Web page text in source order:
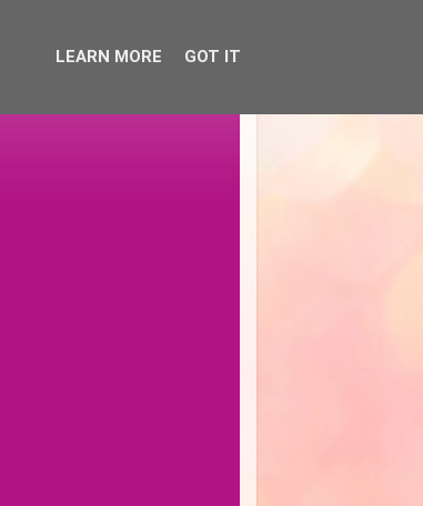
LEARN MORE GOT IT